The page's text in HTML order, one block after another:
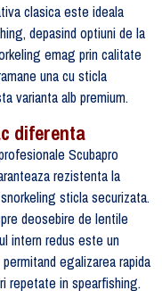
clasica este ideala
depasind optiuni de la
emag prin calitate
una cu sticla
varianta alb premium.
diferenta
Scubapro
rezistenta la
sticla securizata.
deosebire de lentile
intern redus este un
egalizarea rapida
repetate in spearfishing.